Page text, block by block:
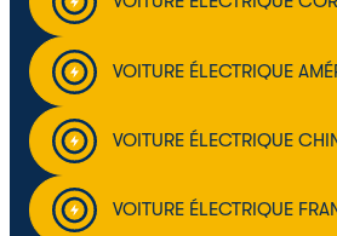
VOITURE ÉLECTRIQUE
VOITURE ÉLECTRIQUE
VOITURE ÉLECTRIQUE